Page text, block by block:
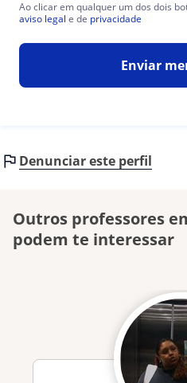
Ao clicar em qualquer um dos dois
aviso legal e de privacidade
Enviar
Denunciar este perfil
Outros professores
podem te interessar